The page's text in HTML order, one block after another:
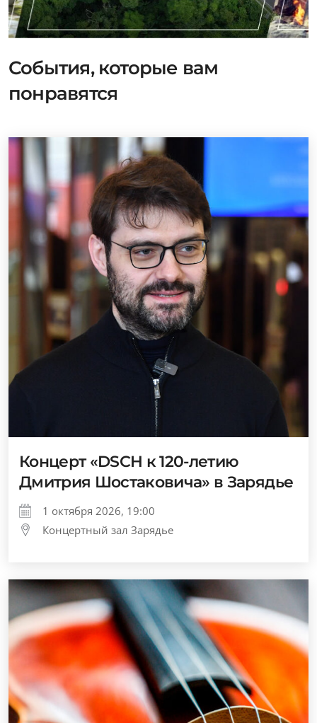
События, которые вам
понравятся
Концерт «DSCH к 120-летию
Дмитрия Шостаковича» в Зарядье
1 октября 2026, 19:00
Концертный зал Зарядье